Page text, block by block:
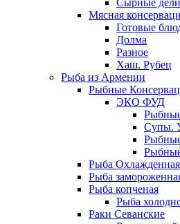
Сырные
Мясная
Готовые
Долма
Разное
Хаш. Рубец
Рыба из Армении
Рыбные
ЭКО ФУД
Супы.
Рыба Охлажденная
Рыба
Рыба копченая
Рыба
Раки Севанские